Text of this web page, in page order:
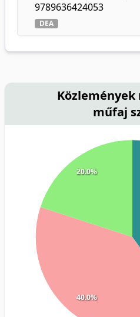
9789636424053
DEA
Közlemények
műfaj
40.0%
20.0%